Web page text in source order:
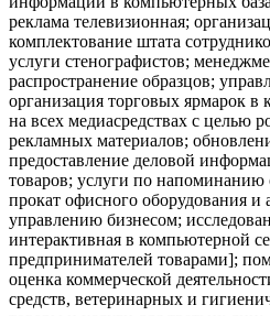
реклама телевизионная;
комплектование штата
услуги стенографистов;
распространение образцов;
организация торговых ярмарок
на всех медиасредствах с целью
рекламных материалов;
предоставление деловой
товаров; услуги по напоминанию
прокат офисного оборудования и
управлению бизнесом;
интерактивная в компьютерной
предпринимателей товарами];
оценка коммерческой
средств, ветеринарных и